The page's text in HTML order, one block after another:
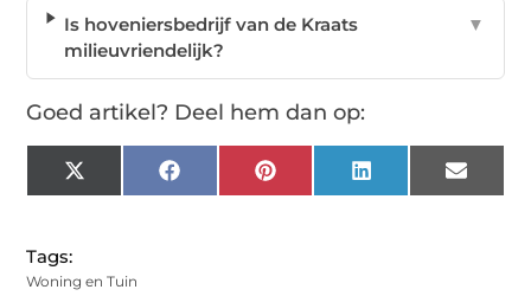
Is hoveniersbedrijf van de Kraats
milieuvriendelijk?
▼
Goed artikel? Deel hem dan op:
X
(Twitter)
Facebook Pinterest LinkedIn Email
Tags:
Woning en Tuin